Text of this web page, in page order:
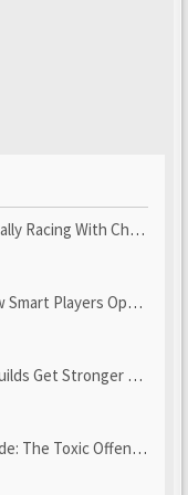
With Challenging Track...
Optimize Gear, Build...
With u4gm’s Ice C...
Offensive Scheme Your ...